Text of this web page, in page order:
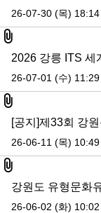
26-07-30 (목) 18:14
첨부파일
2026 강릉 ITS 세
26-07-01 (수) 11:29
첨부파일
[공지]제33회 강
26-06-11 (목) 10:49
첨부파일
26-06-02 (화) 10:02